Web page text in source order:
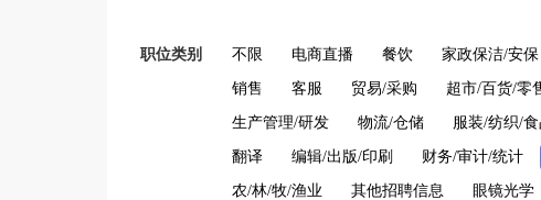
职位类别 不限 电商直播 餐饮 家政保洁/安保
销售 客服 贸易/采购 超市/百货/零
生产管理/研发 物流/仓储 服装/纺织/食
翻译 编辑/出版/印刷 财务/审计/统计
农/林/牧/渔业 其他招聘信息 眼镜光学